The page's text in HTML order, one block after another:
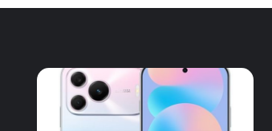
هواوی